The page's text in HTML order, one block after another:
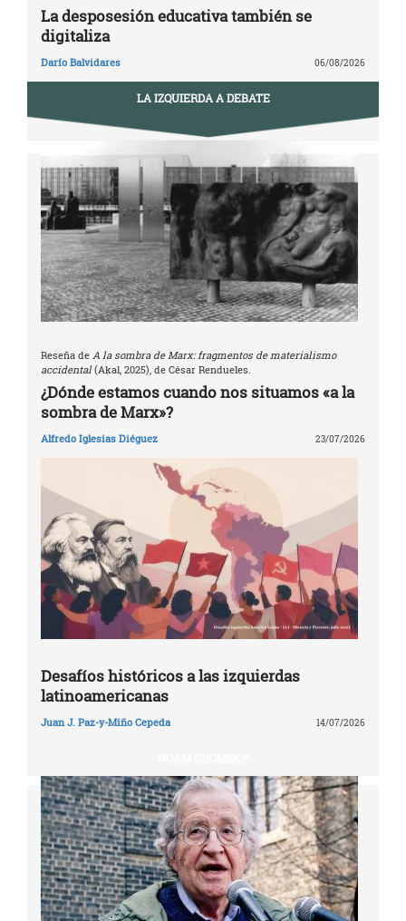
La desposesión educativa también se
digitaliza
Darío Balvidares 06/08/2026
LA IZQUIERDA A DEBATE
Reseña de A la sombra de Marx: fragmentos de materialismo
accidental(Akal, 2025), de César Rendueles.
¿Dónde estamos cuando nos situamos «a la
sombra de Marx»?
Alfredo Iglesias Diéguez 23/07/2026
Desafíos históricos a las izquierdas
latinoamericanas
Juan J. Paz-y-Miño Cepeda 14/07/2026